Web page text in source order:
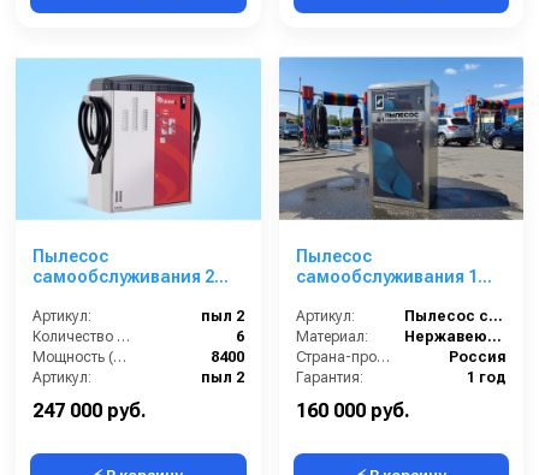
Пылесос
самообслуживания 2
Артикул:
пыл 2
Количество турбин (шт):
6
Мощность (Вт):
8400
Артикул:
пыл 2
247 000 руб.
Пылесос
самообслуживания 1
Артикул:
Пылесос самообслуживания 1 пост
Материал:
Нержавеющая Сталь
Страна-производитель:
Россия
Гарантия:
1 год
160 000 руб.